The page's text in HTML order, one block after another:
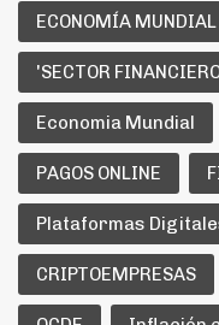
ECONOMÍA MUNDIAL
'SECTOR
Economia Mundial
PAGOS ONLINE
Plataformas
CRIPTOEMPRESAS